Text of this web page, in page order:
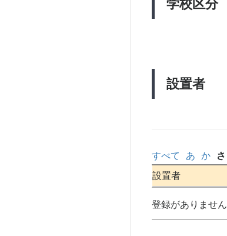
学校区分
設置者
すべて あ か さ
設置者
登録がありません